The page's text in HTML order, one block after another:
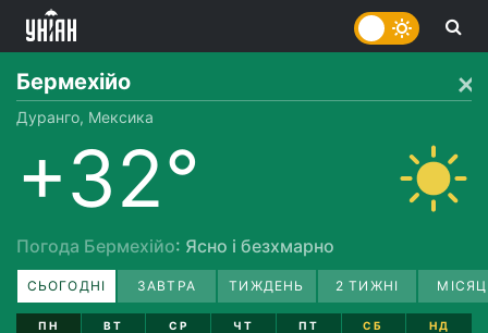
Бермехійо
Дуранго, Мексика
+32°
Погода Бермехійо: Ясно і безхмарно
СЬОГОДНІ ЗАВТРА ТИЖДЕНЬ 2 ТИЖНІ
ПН
ВТ
СР
ЧТ
ПТ
СБ
НД